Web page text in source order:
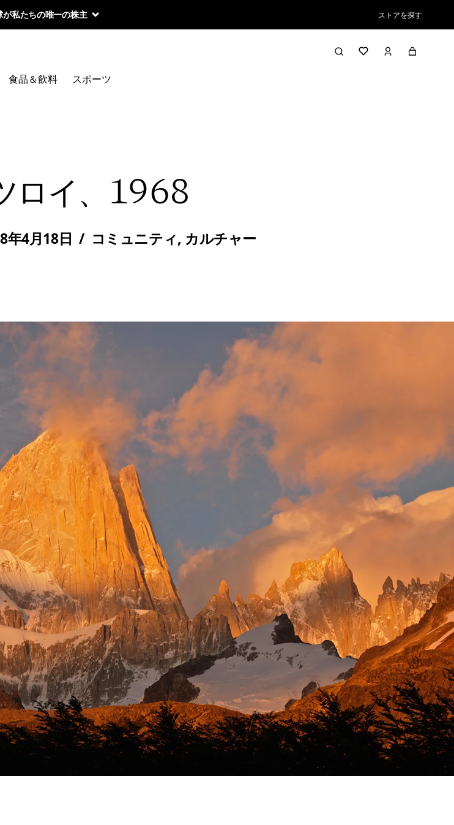
が私たちの唯一の株主 ストアを探す
食品＆飲料 スポーツ
ロイ、1968
年4月18日 / コミュニティ, カルチャー